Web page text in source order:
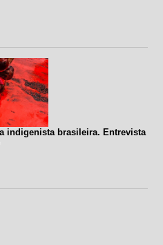
indigenista brasileira. Entrevista